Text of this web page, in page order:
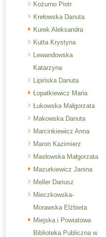
Kożurno Piotr
Krełowska Danuta
Kurek Aleksandra
Kutta Krystyna
Lewandowska
Katarzyna
Lipińska Danuta
Łopatkiewicz Maria
Łukowska Małgorzata
Makowska Danuta
Marcinkiewicz Anna
Maron Kazimierz
Masłowska Małgorzata
Mazurkiewicz Janina
Meller Dariusz
Mieczkowska-
Morawska Elżbieta
Miejska i Powiatowa
Biblioteka Publiczna w